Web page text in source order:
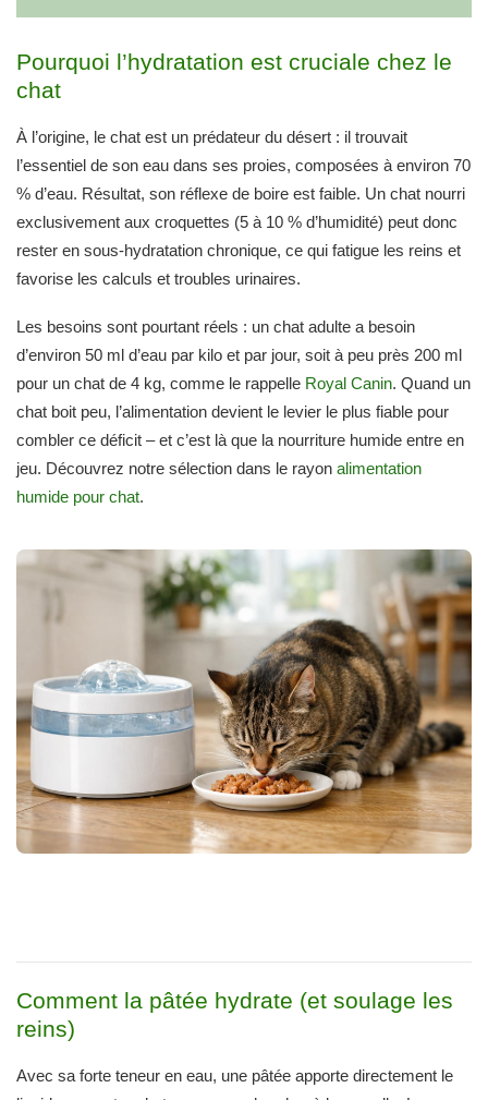
Pourquoi l’hydratation est cruciale chez le
chat
À l’origine, le chat est un prédateur du désert : il trouvait
l’essentiel de son eau dans ses proies, composées à environ 70
% d’eau. Résultat, son réflexe de boire est faible. Un chat nourri
exclusivement aux croquettes (5 à 10 % d’humidité) peut donc
rester en sous-hydratation chronique, ce qui fatigue les reins et
favorise les calculs et troubles urinaires.
Les besoins sont pourtant réels : un chat adulte a besoin
d’environ 50 ml d’eau par kilo et par jour, soit à peu près 200 ml
pour un chat de 4 kg, comme le rappelle Royal Canin. Quand un
chat boit peu, l’alimentation devient le levier le plus fiable pour
combler ce déficit – et c’est là que la nourriture humide entre en
jeu. Découvrez notre sélection dans le rayon alimentation
humide pour chat.
Comment la pâtée hydrate (et soulage les
reins)
Avec sa forte teneur en eau, une pâtée apporte directement le